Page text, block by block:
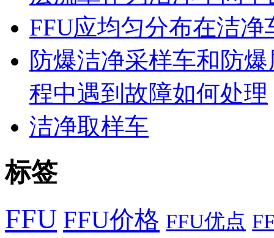
FFU应均匀分布在洁
防爆洁净采样车和防
程中遇到故障如何处理
洁净取样车
标签
FFU FFU价格 FFU优点